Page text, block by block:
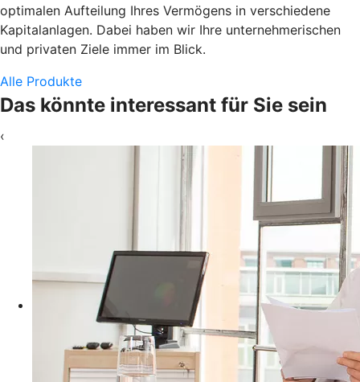
optimalen Aufteilung Ihres Vermögens in verschiedene
Kapitalanlagen. Dabei haben wir Ihre unternehmerischen
und privaten Ziele immer im Blick.
Alle Produkte
Das könnte interessant für Sie sein
‹